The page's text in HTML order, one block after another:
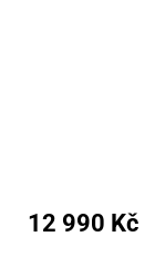
12 990 Kč